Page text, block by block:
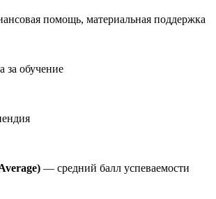
помощь, материальная поддержка
за обучение
— средний балл успеваемости